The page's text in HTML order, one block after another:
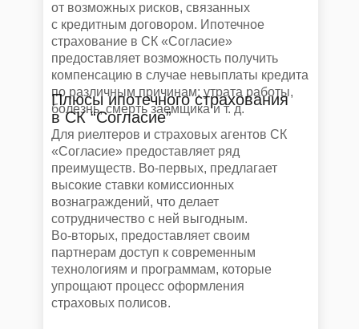
от возможных рисков, связанных
с кредитным договором. Ипотечное
страхование в СК «Согласие»
предоставляет возможность получить
компенсацию в случае невыплаты кредита
по различным причинам: утрата работы,
болезнь, смерть заемщика и т. д.
Плюсы ипотечного страхования
в СК “Согласие”
Для риелтеров и страховых агентов СК
«Согласие» предоставляет ряд
преимуществ. Во-первых, предлагает
высокие ставки комиссионных
вознаграждений, что делает
сотрудничество с ней выгодным.
Во-вторых, предоставляет своим
партнерам доступ к современным
технологиям и программам, которые
упрощают процесс оформления
страховых полисов.